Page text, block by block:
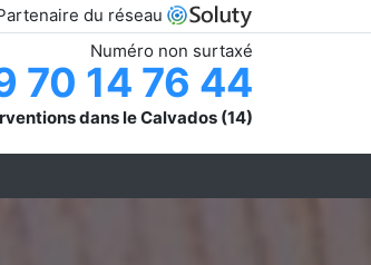
du réseau
Numéro non surtaxé
70 14 76 44
dans le Calvados (14)